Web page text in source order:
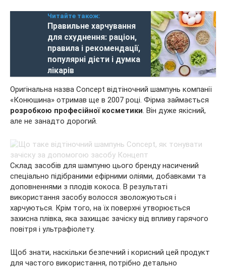
Читайте також:
Правильне харчування
для схуднення: раціон,
правила і рекомендації,
популярні дієти і думка
лікарів
Оригінальна назва Concept відтіночний шампунь компанії
«Конюшина» отримав ще в 2007 році. Фірма займається
розробкою професійної косметики. Він дуже якісний,
але не занадто дорогий.
Склад засобів для шампуню цього бренду насичений
спеціально підібраними ефірними оліями, добавками та
доповненнями з плодів кокоса. В результаті
використання засобу волосся зволожуються і
харчуються. Крім того, на їх поверхні утворюється
захисна плівка, яка захищає зачіску від впливу гарячого
повітря і ультрафіолету.
Щоб знати, наскільки безпечний і корисний цей продукт
для частого використання, потрібно детально